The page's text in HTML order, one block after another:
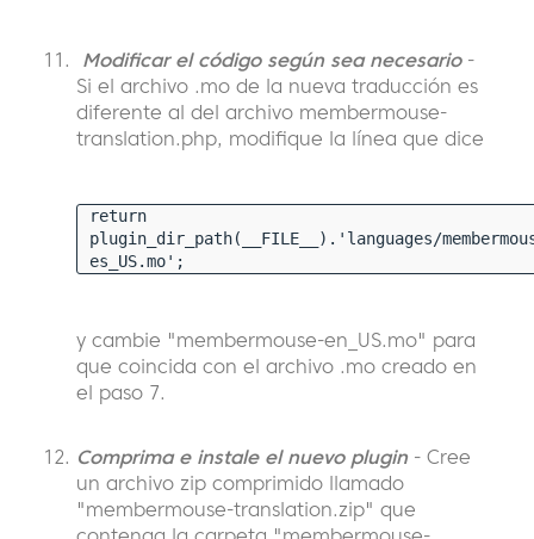
Modificar el código según sea necesario-
Si el archivo .mo de la nueva traducción es
diferente al del archivo membermouse-
translation.php, modifique la línea que dice
return
plugin_dir_path(__FILE__).'languages/
es_US.mo';
y cambie "membermouse-en_US.mo" para
que coincida con el archivo .mo creado en
el paso 7.
Comprima e instale el nuevo plugin - Cree
un archivo zip comprimido llamado
"membermouse-translation.zip" que